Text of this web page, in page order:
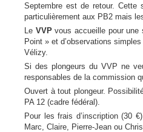
Septembre est de retour. Cette
particulièrement aux PB2 mais
Le VVPvous accueille pour une
Point » et d’observations
Vélizy.
Si des plongeurs du VVP ne
responsables de la commission
Ouvert à tout plongeur.
PA 12 (cadre fédéral).
Pour les frais d’inscription (30
Marc, Claire, Pierre-Jean ou